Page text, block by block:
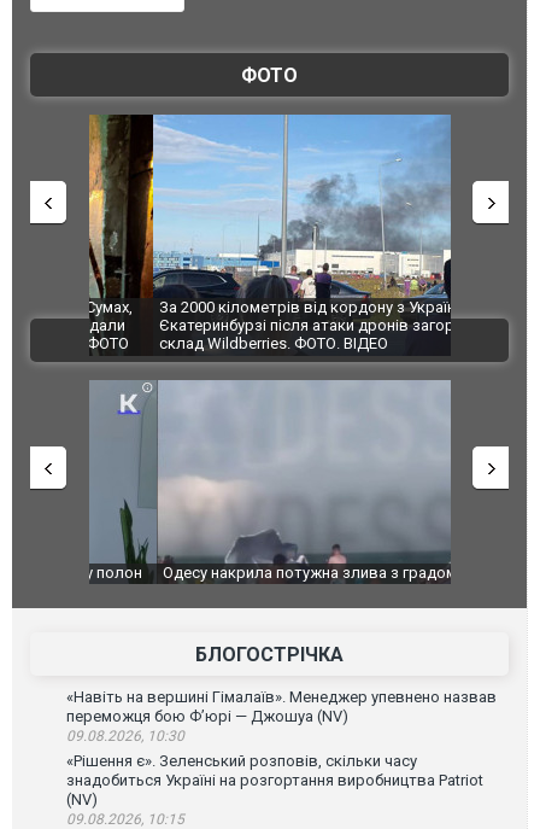
ФОТО
За 2000 кілометрів від кордону з Україною: в
Єкатеринбурзі після атаки дронів загорівся
склад Wildberries. ФОТО. ВІДЕО
"Мої
ВІДЕО
Одесу накрила потужна злива з градом та
Вже
БЛОГОСТРІЧКА
«Навіть на вершині Гімалаїв». Менеджер упевнено назвав
переможця бою Ф’юрі — Джошуа (NV)
09.08.2026, 10:30
«Рішення є». Зеленський розповів, скільки часу
знадобиться Україні на розгортання виробництва Patriot
(NV)
09.08.2026, 10:15